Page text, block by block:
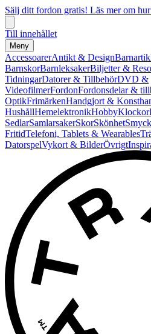
Sälj ditt fordon gratis! Läs mer om
Till innehållet
Meny
AccessoarerAntikt & Design
BarnskorBarnleksakerBiljetter &
TidningarDatorer & TillbehörDVD &
VideofilmerFordonFordonsdelar &
OptikFrimärkenHandgjort &
HushållHemelektronikHobbyKlockor
SedlarSamlarsakerSkorSkönhet
FritidTelefoni, Tablets & Wearables
DatorspelVykort & BilderÖvrigt